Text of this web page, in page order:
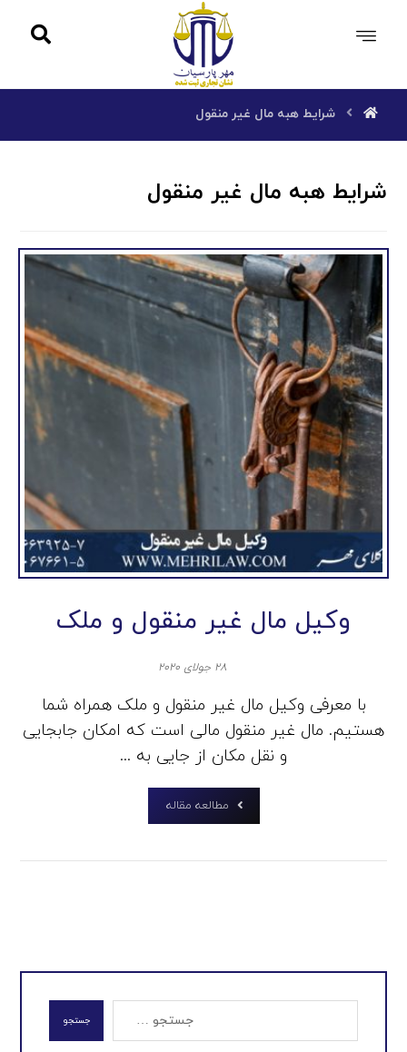
شرایط هبه مال غیر منقول
شرایط هبه مال غیر منقول
وکیل مال غیر منقول و ملک
۲۸ جولای ۲۰۲۰
با معرفی وکیل مال غیر منقول و ملک همراه شما
هستیم. مال غیر منقول مالی است که امکان جابجایی
و نقل مکان از جایی به ...
مطالعه مقاله
جستجو